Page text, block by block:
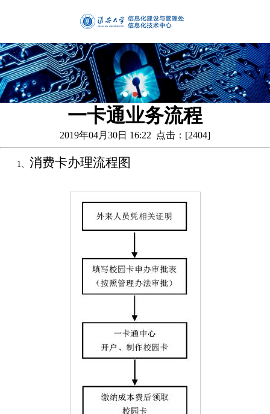
一卡通业务流程
2019年04月30日 16:22 点击：[2404]
1、 消费卡办理流程图